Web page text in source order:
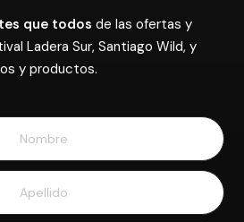
que todos de las ofertas y
Ladera Sur, Santiago Wild, y
y productos.